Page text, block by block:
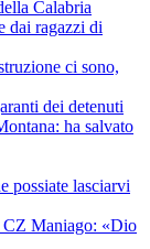
Calabria
dai ragazzi di
ci sono,
dei detenuti
ha salvato
possiate lasciarvi
CZ Maniago: «Dio